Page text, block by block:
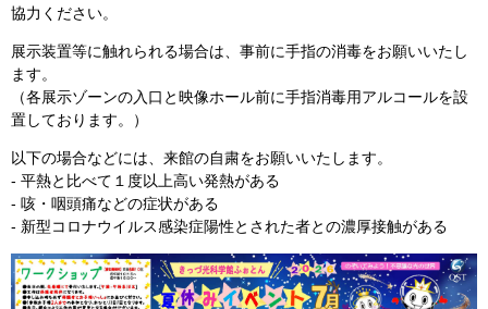
協力ください。
展示装置等に触れられる場合は、事前に手指の消毒をお願いいたし
ます。
（各展示ゾーンの入口と映像ホール前に手指消毒用アルコールを設
置しております。）
以下の場合などには、来館の自粛をお願いいたします。
- 平熱と比べて１度以上高い発熱がある
- 咳・咽頭痛などの症状がある
- 新型コロナウイルス感染症陽性とされた者との濃厚接触がある